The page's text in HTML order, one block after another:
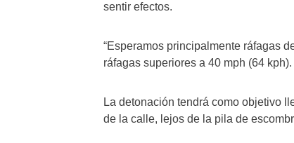
sentir efectos.
“Esperamos principalmente ráfagas
ráfagas superiores a 40 mph (64 kph).
La detonación tendrá como objetivo
de la calle, lejos de la pila de